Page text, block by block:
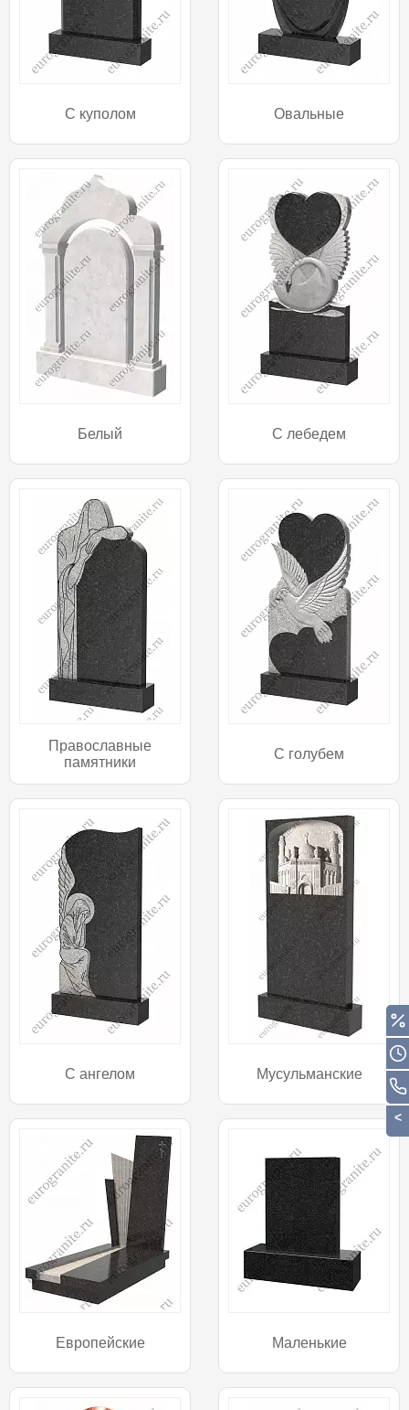
С куполом Овальные
Белый С лебедем
Православные
памятники
С голубем
С ангелом Мусульманские
Европейские Маленькие